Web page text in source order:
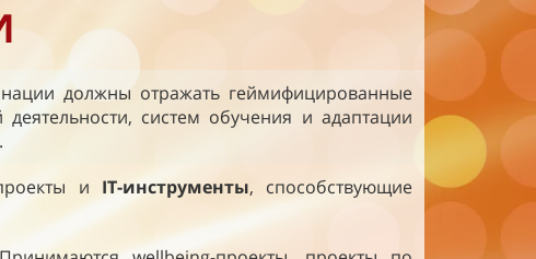
должны отражать геймифицированные
систем обучения и адаптации
и IT-инструменты, способствующие